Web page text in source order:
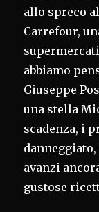
allo spreco
Carrefour,
abbiamo
Giuseppe
una stella
scadenza, i
avanzi
gustose